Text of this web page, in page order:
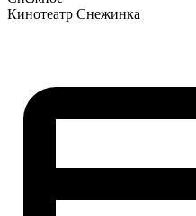
Кинотеатр Снежинка